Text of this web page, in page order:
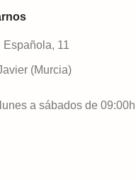
Española, 11
(Murcia)
a sábados de